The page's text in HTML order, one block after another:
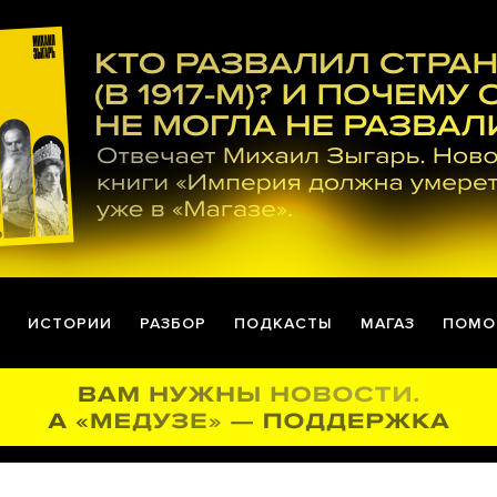
ИСТОРИИ РАЗБОР ПОДКАСТЫ МАГАЗ